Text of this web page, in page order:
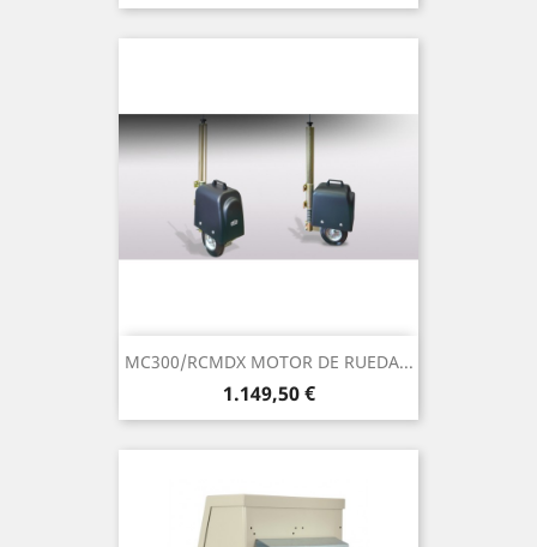
MC300/RCMDX MOTOR DE RUEDA...
Precio
1.149,50 €